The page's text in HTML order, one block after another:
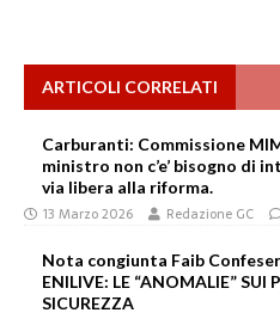
ARTICOLI CORRELATI
Carburanti: Commissione
ministro non c’e’ bisogno di
via libera alla riforma.
13 Marzo 2026 Redazione GC
Nota congiunta Faib
ENILIVE: LE “ANOMALIE” SUI
SICUREZZA